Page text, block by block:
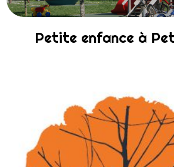
Petite enfance à